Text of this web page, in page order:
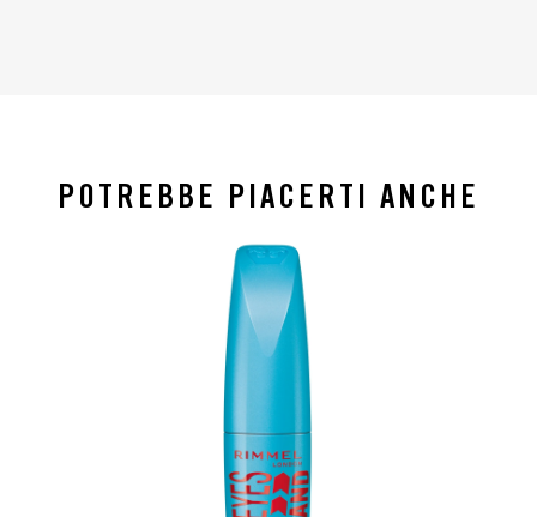
POTREBBE PIACERTI ANCHE